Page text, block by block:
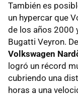
También es
un hypercar que
de los años 2000
Bugatti Veyron.
Volkswagen
logró un récord
cubriendo una
horas a una